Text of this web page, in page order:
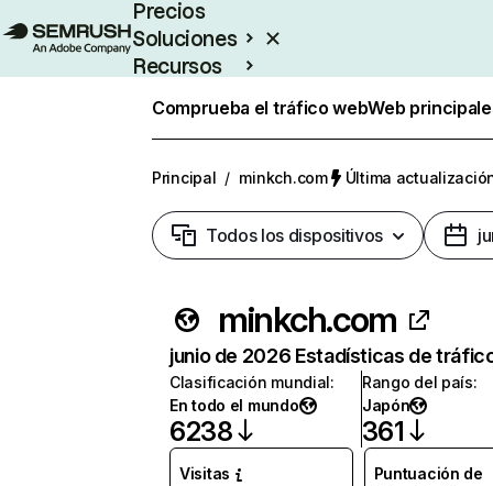
Precios
Soluciones
Recursos
Comprueba el tráfico webWeb
Principal / minkch.com Última
Todos los dispositivos
minkch.com
junio de 2026 Estadísticas de
Clasificación mundial:
En todo el mundo
6238
Rango del país:
Japón
361
Visitas
Puntuación de